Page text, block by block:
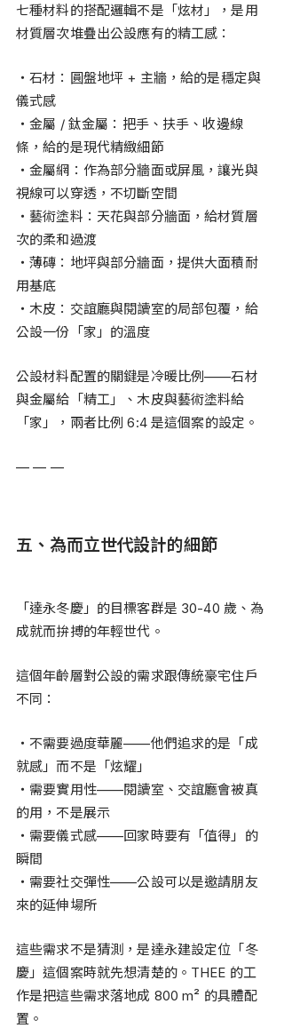
七種材料的搭配邏輯不是「炫材」，是用
材質層次堆疊出公設應有的精工感：
・石材：圓盤地坪 + 主牆，給的是穩定與
儀式感
・金屬 / 鈦金屬：把手、扶手、收邊線
條，給的是現代精緻細節
・金屬網：作為部分牆面或屏風，讓光與
視線可以穿透，不切斷空間
・藝術塗料：天花與部分牆面，給材質層
次的柔和過渡
・薄磚：地坪與部分牆面，提供大面積耐
用基底
・木皮：交誼廳與閱讀室的局部包覆，給
公設一份「家」的溫度
公設材料配置的關鍵是冷暖比例——石材
與金屬給「精工」、木皮與藝術塗料給
「家」，兩者比例 6:4 是這個案的設定。
— — —
五、為而立世代設計的細節
「達永冬慶」的目標客群是 30-40 歲、為
成就而拚搏的年輕世代。
這個年齡層對公設的需求跟傳統豪宅住戶
不同：
・不需要過度華麗——他們追求的是「成
就感」而不是「炫耀」
・需要實用性——閱讀室、交誼廳會被真
的用，不是展示
・需要儀式感——回家時要有「值得」的
瞬間
・需要社交彈性——公設可以是邀請朋友
來的延伸場所
這些需求不是猜測，是達永建設定位「冬
慶」這個案時就先想清楚的。THEE 的工
作是把這些需求落地成 800 m² 的具體配
置。